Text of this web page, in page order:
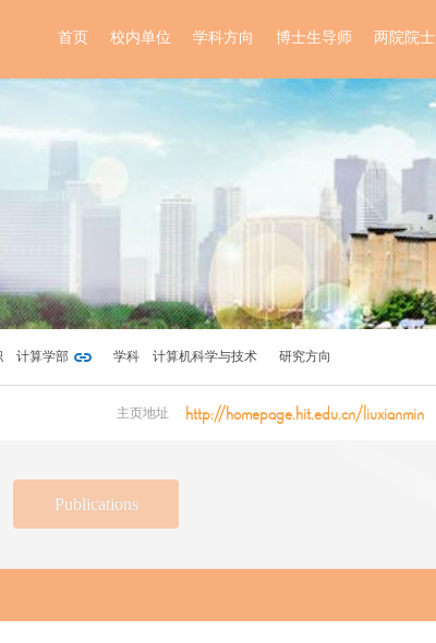
首页 校内单位 学科方向 博士生导师 两院院士
计算学部 学科 计算机科学与技术 研究方向
主页地址 http://homepage.hit.edu.cn/liuxianmin
Publications